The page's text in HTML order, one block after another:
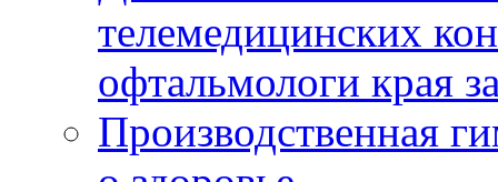
телемедицинских
офтальмологи края
Производственная